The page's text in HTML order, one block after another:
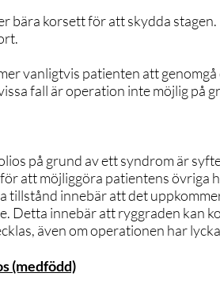
bära korsett för att skydda
vanligtvis patienten att
fall är operation inte möjlig på
på grund av ett syndrom är
att möjliggöra patientens övriga
tillstånd innebär att det
Detta innebär att ryggraden kan
även om operationen har
(medfödd)